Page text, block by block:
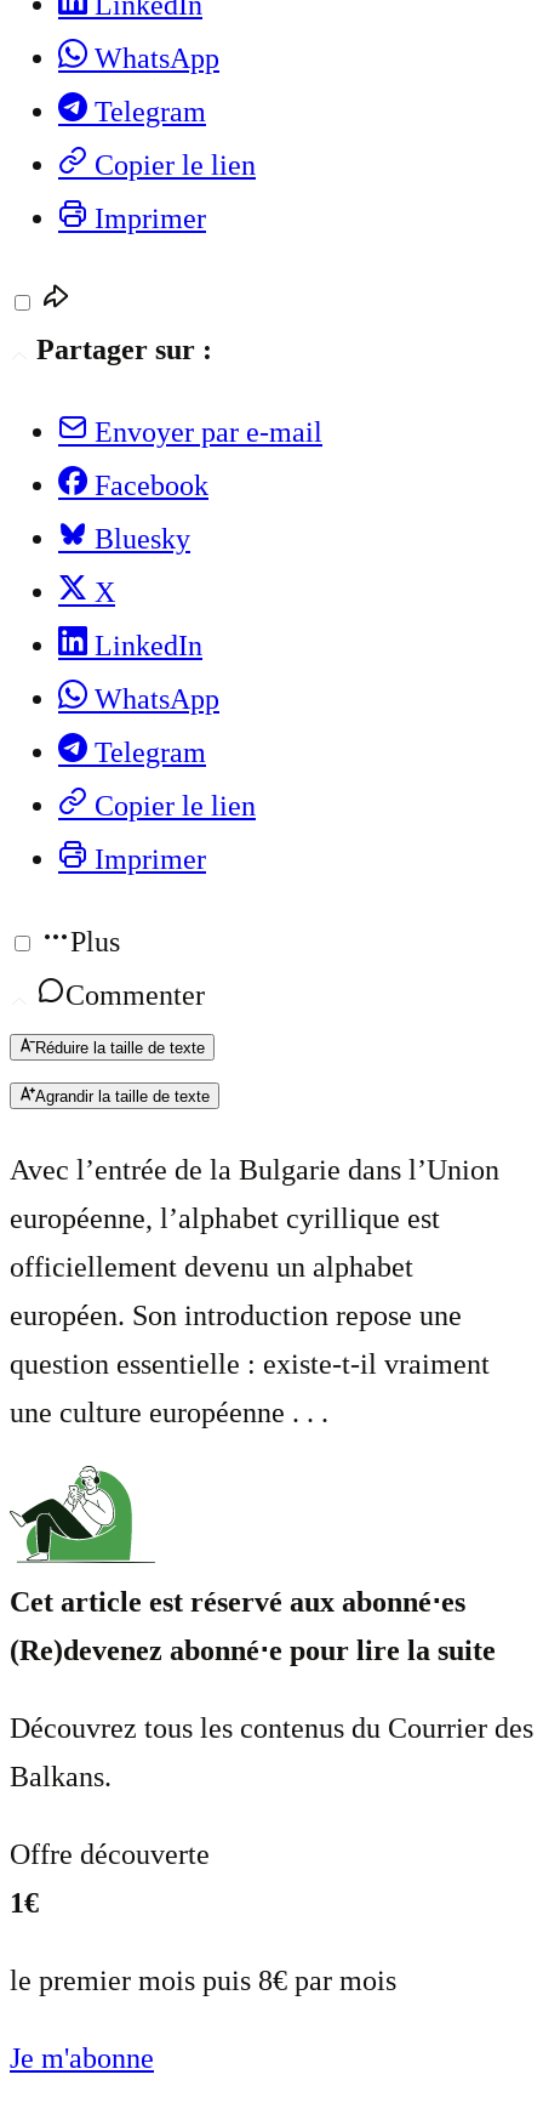
WhatsApp
Telegram
Copier le lien
Imprimer
Partager sur :
Envoyer par e-mail
Facebook
Bluesky
X
LinkedIn
WhatsApp
Telegram
Copier le lien
Imprimer
Plus
Commenter
Réduire la taille de texte
Agrandir la taille de texte
Avec l’entrée de la Bulgarie dans l’Union
européenne, l’alphabet cyrillique est
officiellement devenu un alphabet
européen. Son introduction repose une
question essentielle : existe-t-il vraiment
une culture européenne . . .
Cet article est réservé aux abonné⋅es
(Re)devenez abonné⋅e pour lire la suite
Découvrez tous les contenus du Courrier des
Balkans.
Offre découverte
1€
le premier mois puis 8€ par mois
Je m'abonne